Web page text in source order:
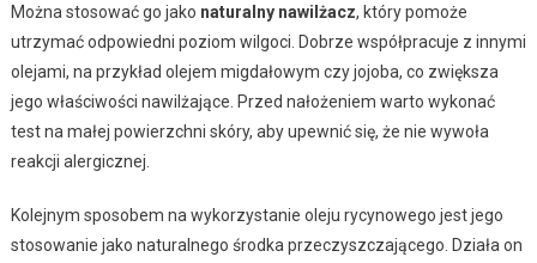
Można stosować go jako naturalny nawilżacz, który pomoże
utrzymać odpowiedni poziom wilgoci. Dobrze współpracuje z innymi
olejami, na przykład olejem migdałowym czy jojoba, co zwiększa
jego właściwości nawilżające. Przed nałożeniem warto wykonać
test na małej powierzchni skóry, aby upewnić się, że nie wywoła
reakcji alergicznej.
Kolejnym sposobem na wykorzystanie oleju rycynowego jest jego
stosowanie jako naturalnego środka przeczyszczającego. Działa on